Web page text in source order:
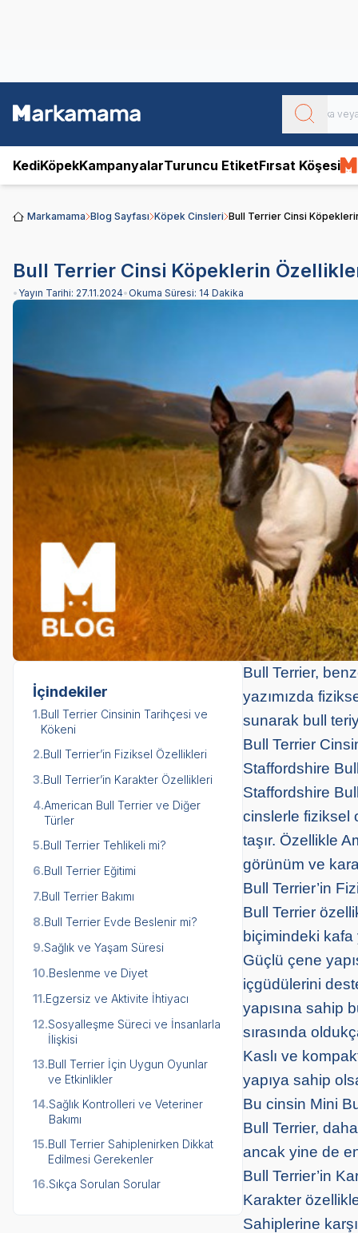
KediKöpekKampanyalarTuruncu EtiketFırsat Köşesi
Markamama Blog Sayfası Köpek Cinsleri Bull Terrier Cinsi
Bull Terrier Cinsi Köpeklerin
• Yayın Tarihi: 27.11.2024•Okuma Süresi: 14 Dakika
İçindekiler
1.Bull Terrier Cinsinin Tarihçesi ve
Kökeni
2.Bull Terrier’in Fiziksel Özellikleri
3.Bull Terrier’in Karakter Özellikleri
4.American Bull Terrier ve Diğer
Türler
5.Bull Terrier Tehlikeli mi?
6.Bull Terrier Eğitimi
7.Bull Terrier Bakımı
8.Bull Terrier Evde Beslenir mi?
9.Sağlık ve Yaşam Süresi
10.Beslenme ve Diyet
11.Egzersiz ve Aktivite İhtiyacı
12.Sosyalleşme Süreci ve İnsanlarla
İlişkisi
13.Bull Terrier İçin Uygun Oyunlar
ve Etkinlikler
14.Sağlık Kontrolleri ve Veteriner
Bakımı
15.Bull Terrier Sahiplenirken Dikkat
Edilmesi Gerekenler
16.Sıkça Sorulan Sorular
Bull Terrier,
yazımızda
sunarak bull
Bull Terrier
Staffordshire
Staffordshire
cinslerle fiziksel
taşır. Özellikle
görünüm ve
Bull Terrier’in
Bull Terrier
biçimindeki kafa
Güçlü çene
içgüdülerini
yapısına sahip
sırasında
Kaslı ve
yapıya sahip
Bu cinsin Mini
Bull Terrier,
ancak yine de
Bull Terrier’in
Karakter
Sahiplerine